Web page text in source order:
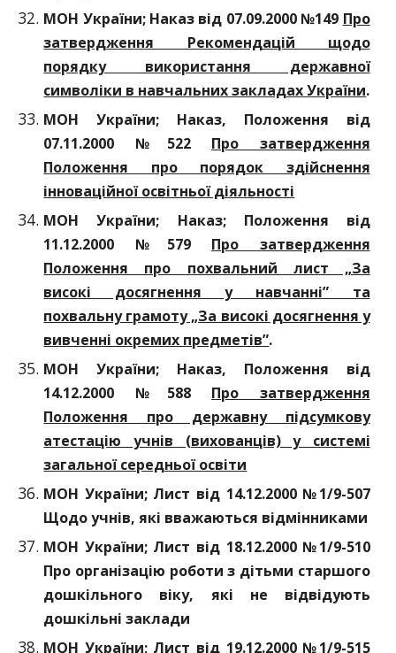
МОН України; Наказ від 07.09.2000 №149 Про
затвердження Рекомендацій щодо
порядку використання державної
символіки в навчальних закладах України.
МОН України; Наказ, Положення від
07.11.2000 №522 Про затвердження
Положення про порядок здійснення
інноваційної освітньої діяльності
МОН України; Наказ; Положення від
11.12.2000 №579 Про затвердження
Положення про похвальний лист „За
високі досягнення у навчанні” та
похвальну грамоту „За високі досягнення у
вивченні окремих предметів”.
МОН України; Наказ, Положення від
14.12.2000 №588 Про затвердження
Положення про державну підсумкову
атестацію учнів (вихованців) у системі
загальної середньої освіти
МОН України; Лист від 14.12.2000 №1/9-507
Щодо учнів, які вважаються відмінниками
МОН України; Лист від 18.12.2000 №1/9-510
Про організацію роботи з дітьми старшого
дошкільного віку, які не відвідують
дошкільні заклади
МОН України; Лист від 19.12.2000 №1/9-515